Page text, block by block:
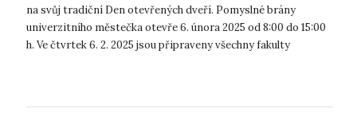
na svůj tradiční Den otevřených dveří. Pomyslné brány
univerzitního městečka otevře 6. února 2025 od 8:00 do 15:00
h. Ve čtvrtek 6. 2. 2025 jsou připraveny všechny fakulty